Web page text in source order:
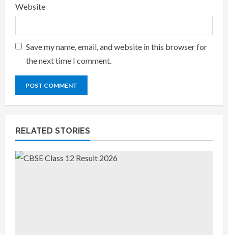
Website
Save my name, email, and website in this browser for
the next time I comment.
RELATED STORIES